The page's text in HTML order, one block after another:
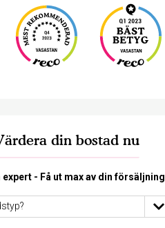
din bostad nu
expert - Få ut max av din försäljning